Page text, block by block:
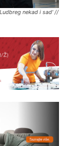
nekad i sad' //